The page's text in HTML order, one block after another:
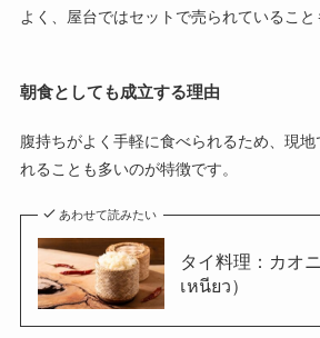
よく、屋台ではセットで売られていること
朝食としても成立する理由
腹持ちがよく手軽に食べられるため、現
れることも多いのが特徴です。
あわせて読みたい
タイ料理：カオ
เหนียว）